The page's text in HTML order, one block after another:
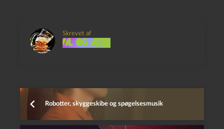
Skrevet af
Øl og Ævl
Robotter, skyggeskibe og spøgelsesmusik